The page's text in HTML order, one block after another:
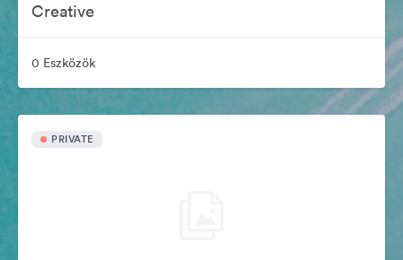
Creative
0 Eszközök
PRIVATE